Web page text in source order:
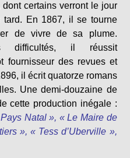
certains verront le jour
tard. En 1867, il se tourne
de vivre de sa plume.
difficultés, il réussit
fournisseur des revues et
il écrit quatorze romans
Une demi-douzaine de
cette production inégale :
Natal », « Le Maire de
», « Tess d’Uberville »,